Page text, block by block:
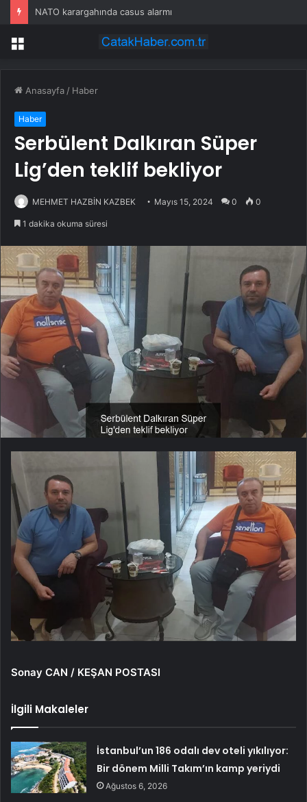
NATO karargahında casus alarmı
Menü
Anasayfa / Haber
Haber
Serbülent Dalkıran Süper
Lig’den teklif bekliyor
MEHMET HAZBİN KAZBEK Mayıs 15, 2024 0 0
1 dakika okuma süresi
Sonay CAN / KEŞAN POSTASI
İlgili Makaleler
İstanbul’un 186 odalı dev oteli yıkılıyor:
Bir dönem Milli Takım’ın kamp yeriydi
Ağustos 6, 2026